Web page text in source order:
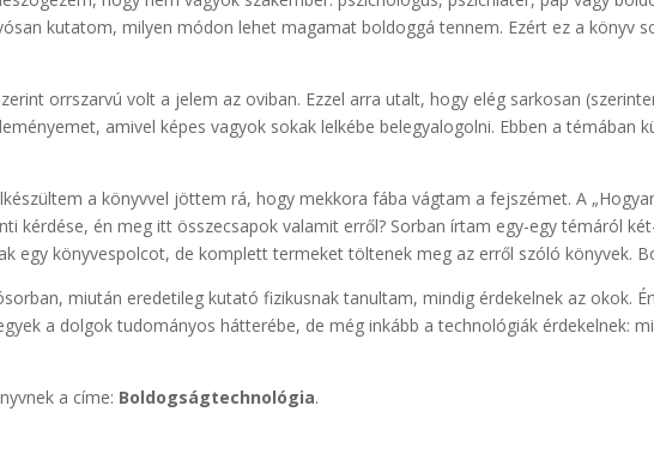
kutatom, milyen módon lehet magamat boldoggá tennem. Ezért ez a könyv
orrszarvú volt a jelem az oviban. Ezzel arra utalt, hogy elég sarkosan
amivel képes vagyok sokak lelkébe belegyalogolni. Ebben a témában
a könyvvel jöttem rá, hogy mekkora fába vágtam a fejszémet. A
kérdése, én meg itt összecsapok valamit erről? Sorban írtam egy-egy témáról
egy könyvespolcot, de komplett termeket töltenek meg az erről szóló könyvek.
miután eredetileg kutató fizikusnak tanultam, mindig érdekelnek az okok.
a dolgok tudományos hátterébe, de még inkább a technológiák érdekelnek:
a címe: Boldogságtechnológia.